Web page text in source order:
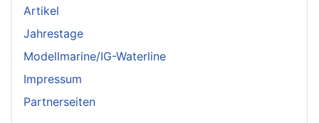
Artikel
Jahrestage
Modellmarine/IG-Waterline
Impressum
Partnerseiten